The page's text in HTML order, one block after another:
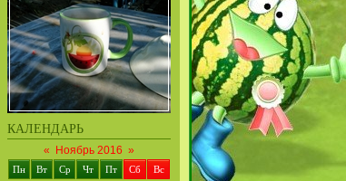
КАЛЕНДАРЬ
« Ноябрь 2016 »
Пн Вт Ср Чт Пт Сб
Вс